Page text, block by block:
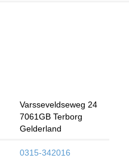
Varsseveldseweg 24
7061GB Terborg
Gelderland
0315-342016